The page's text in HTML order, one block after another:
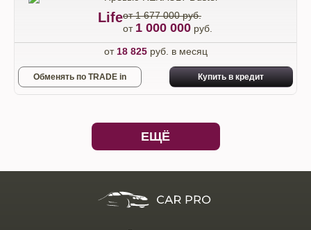
Lifeот 1 677 000 руб.
от 1 000 000 руб.
от 18 825руб. в месяц
Обменять по TRADE in Купить в кредит
ЕЩЁ